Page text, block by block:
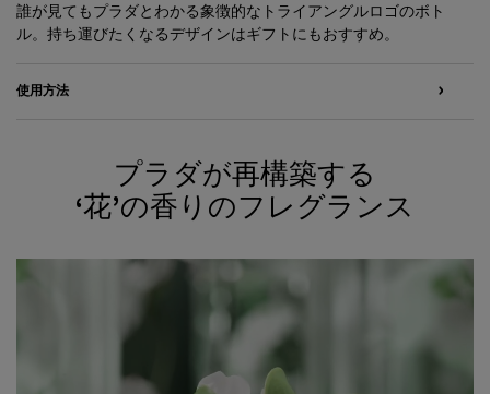
誰が見てもプラダとわかる象徴的なトライアングルロゴのボト
ル。持ち運びたくなるデザインはギフトにもおすすめ。
使用方法
プラダが再構築する
‘花’の香りのフレグランス